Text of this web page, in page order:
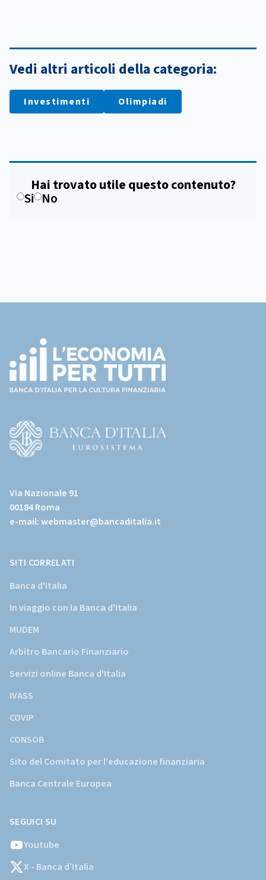
Vedi altri articoli della categoria:
Investimenti Olimpiadi
Hai trovato utile questo contenuto?
Si No
page)
sito
istituzionale
della
Via Nazionale 91
00184 Roma
e-mail:webmaster@bancaditalia.it
SITI CORRELATI
Banca d'Italia
In viaggio con la Banca d'Italia
MUDEM
Arbitro Bancario Finanziario
Servizi online Banca d'Italia
IVASS
COVIP
CONSOB
Sito del Comitato per l'educazione finanziaria
Banca Centrale Europea
SEGUICI SU
Youtube
X - Banca d’Italia